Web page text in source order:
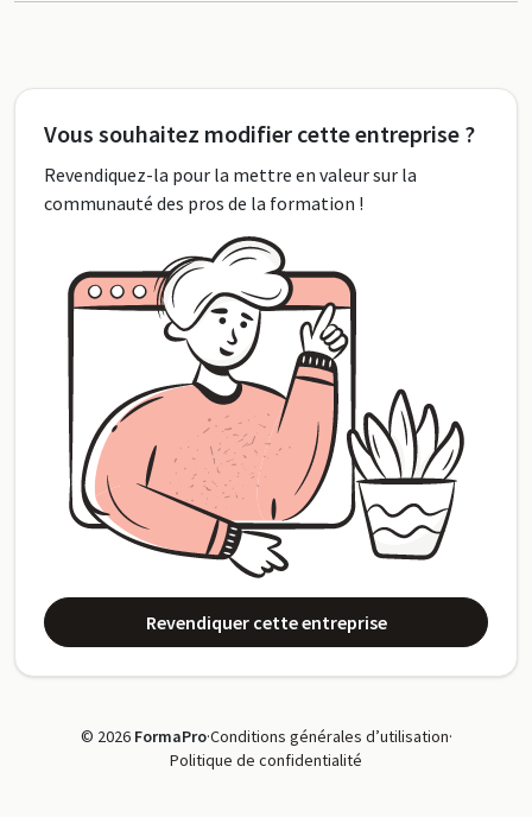
Vous souhaitez modifier cette entreprise ?
Revendiquez-la pour la mettre en valeur sur la
communauté des pros de la formation !
Revendiquer cette entreprise
© 2026 FormaPro·Conditions générales d’utilisation·
Politique de confidentialité